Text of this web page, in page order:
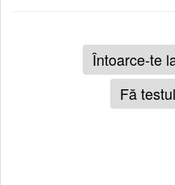
Întoarce-te
Fă